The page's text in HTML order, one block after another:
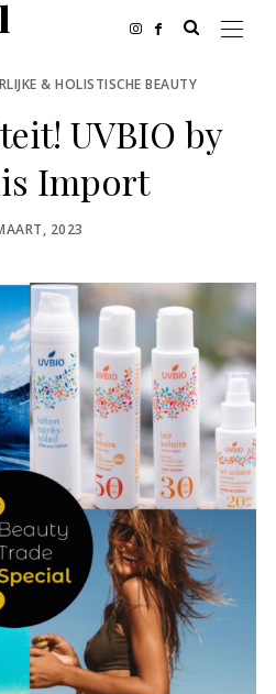
& HOLISTISCHE BEAUTY
UVBIO by
Import
2023